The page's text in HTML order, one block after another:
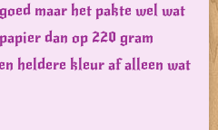
maar het pakte wel wat
dan op 220 gram
heldere kleur af alleen wat